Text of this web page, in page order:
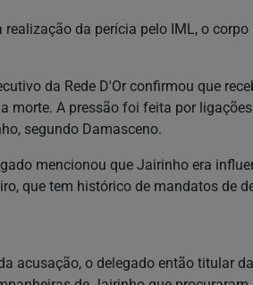
realização da perícia pelo IML, o
da Rede D'Or confirmou que
morte. A pressão foi feita por
segundo Damasceno.
mencionou que Jairinho era
que tem histórico de mandatos de
acusação, o delegado então titular